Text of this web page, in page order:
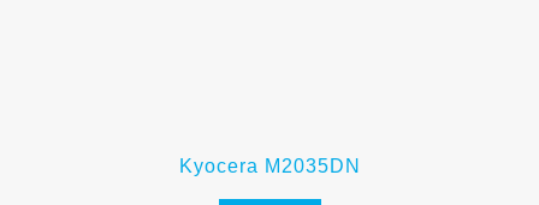
Kyocera M2035DN